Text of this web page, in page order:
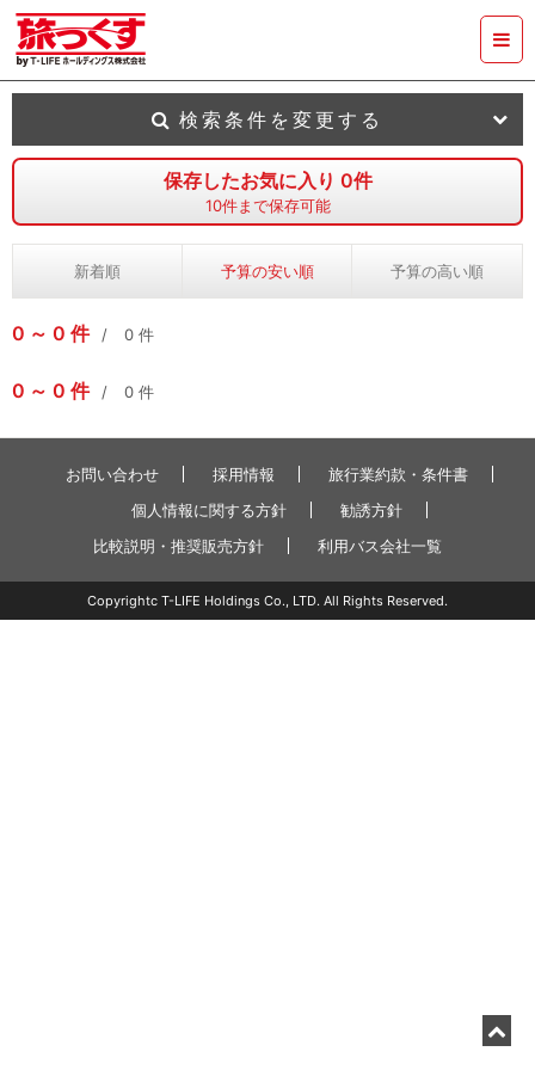
保存したお気に入り 0件
10件まで保存可能
新着順 予算の安い順 予算の高い順
0 0 件 0 件
0 0 件 0 件
検索条件を変更する
お問い合わせ 採用情報
旅行業約款・条件書
個人情報に関する方針
勧誘方針
比較説明・推奨販売方針
利用バス会社一覧
Copyrightc T-LIFE Holdings Co., LTD. All Rights Reserved.